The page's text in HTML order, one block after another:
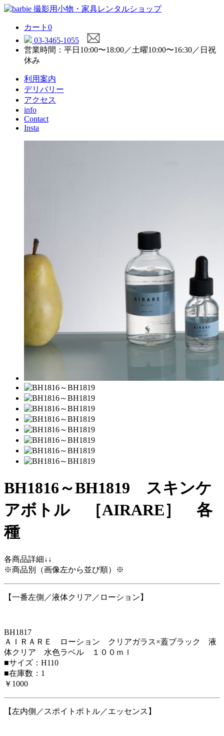
カート 0
03-3465-1055
営業時間：平日10:00〜18:00／土曜10:00〜16:30／日祝
休み
利用案内
デリバリー
アクセス
info
Contact
Insta
BH1816～BH1819 スキンケ
アボトル ［AIRARE］ 各
種
各商品詳細↓↓
※商品別（画像左から並び順）※
【一番左側／液体クリア／ローション】
BH1817
ＡＩＲＡＲＥ ローション クリアガラス×蓋ブラック 液
体クリア 水色ラベル １００ｍｌ
■サイズ：H110
■在庫数：1
￥1000
【左内側／スポイトボトル／エッセンス】